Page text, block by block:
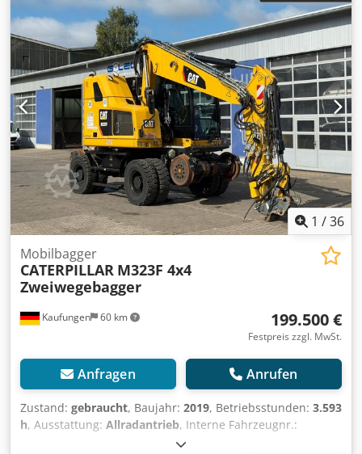
Transportlänge :8,19 m Transportbreite:1,91 m
Transporthöhe: 2,89 m Farbe : Gelb - Joystick-Steuerung -
Planierschild - Kamera Gerne unterstützen wir Sie auch im
Bereich Finanzierung/Leasing mit unserem Partnern. Alle
Angaben ohne Gewähr. Irrtum und Zwischenhandel
vorbehalten. Dsdszripcjpfx Aidewa
1 /36
Kaufungen 60 km
Mobilbagger
CATERPILLAR M323F 4x4
Zweiwegebagger
199.500 €
Festpreis zzgl. MwSt.
Anfragen Anrufen
Zustand: gebraucht, Baujahr: 2019, Betriebsstunden: 3.593
h, Ausstattung: Allradantrieb, Interne Fahrzeugnr.:
MK300021 Ab sofort verfügbar auf unserem Hof in